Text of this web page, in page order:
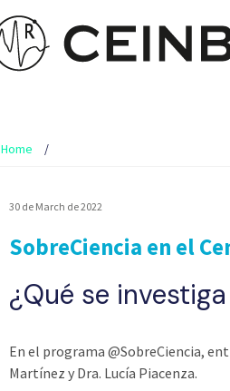
Home
30 de March de 2022
SobreCiencia en el
¿Qué se
En el programa @SobreCiencia,
Martínez y Dra. Lucía Piacenza.